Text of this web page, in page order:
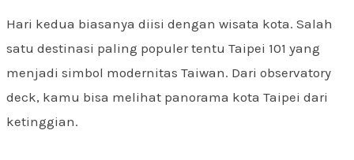
Hari kedua biasanya diisi dengan wisata kota. Salah
satu destinasi paling populer tentu Taipei 101 yang
menjadi simbol modernitas Taiwan. Dari observatory
deck, kamu bisa melihat panorama kota Taipei dari
ketinggian.